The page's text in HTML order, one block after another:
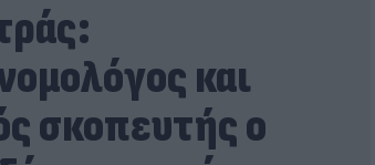
και
σκοπευτής ο